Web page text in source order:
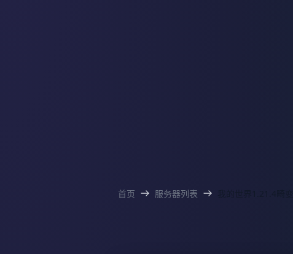
首页 服务器列表